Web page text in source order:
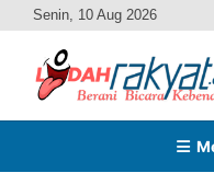
Senin, 10 Aug 2026